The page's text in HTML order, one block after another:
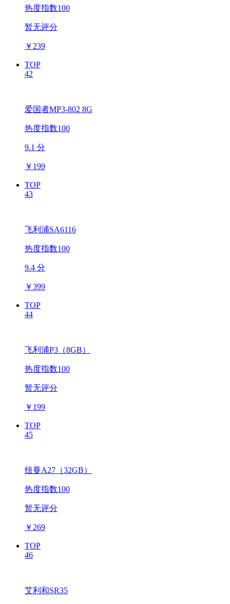
热度指数100
暂无评分
￥ 239
TOP
42
爱国者MP3-802 8G
热度指数100
9.1 分
￥ 199
TOP
43
飞利浦SA6116
热度指数100
9.4 分
￥399
TOP
44
飞利浦P3（8GB）
热度指数100
暂无评分
￥ 199
TOP
45
纽曼A27（32GB）
热度指数100
暂无评分
￥ 269
TOP
46
艾利和SR35